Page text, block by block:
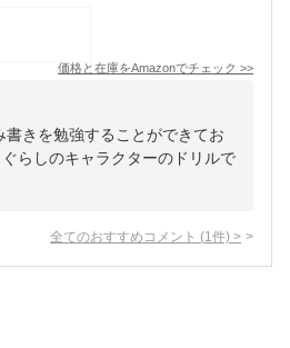
価格と在庫をAmazonでチェック >>
きを勉強することができてお
らしのキャラクターのドリルで
全てのおすすめコメント (1 件) >